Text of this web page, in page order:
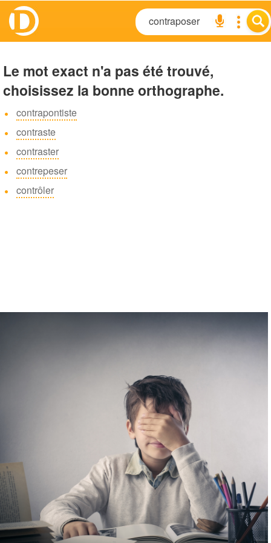
Le mot exact n'a pas été trouvé,
choisissez la bonne orthographe.
contrapontiste
contraste
contraster
contrepeser
contrôler